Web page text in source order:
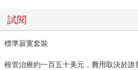
試閱
標準寂寞套裝
根管治療約一百五十美元，費用取決於誰